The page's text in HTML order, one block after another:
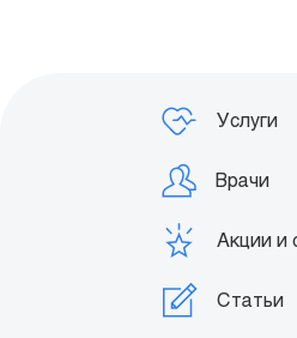
Услуги
Врачи
Акции и
Статьи